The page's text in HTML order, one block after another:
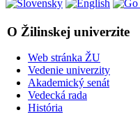
O Žilinskej univerzite
Web stránka ŽU
Vedenie univerzity
Akademický senát
Vedecká rada
História